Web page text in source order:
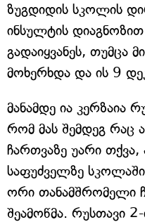
ზუგდიდის სკოლის
ინსულტის
გადაიყვანეს, თუმცა
მოხერხდა და ის 9
მანამდე ია კერზაია
რომ მას შემდეგ რაც
ჩართვაზე უარი
საფუძველზე
ორი თანამშრომელი
შეამოწმა. რუსთავი